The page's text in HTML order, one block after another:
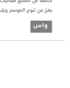
يعزز من تنوع الموسم
واس